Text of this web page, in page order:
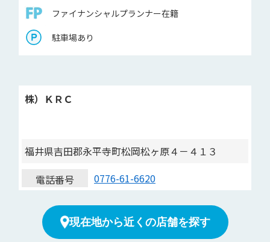
ファイナンシャルプランナー在籍
駐車場あり
株）ＫＲＣ
福井県吉田郡永平寺町松岡松ヶ原４－４１３
電話番号
0776-61-6620
現在地から近くの店舗を探す